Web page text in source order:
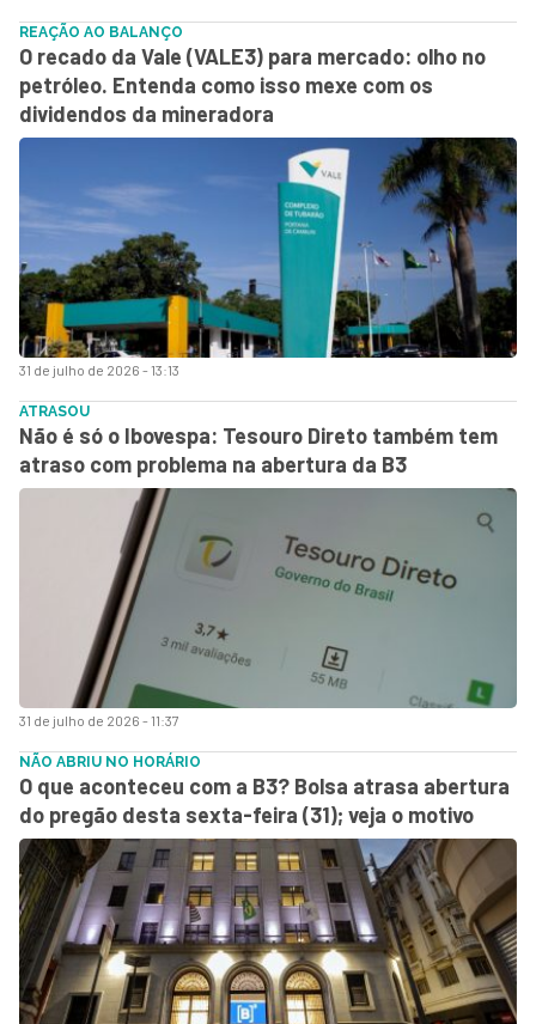
31 de julho de 2026 - 13:13
REAÇÃO AO BALANÇO
O recado da Vale (VALE3) para mercado: olho no
petróleo. Entenda como isso mexe com os
dividendos da mineradora
31 de julho de 2026 - 11:37
ATRASOU
Não é só o Ibovespa: Tesouro Direto também tem
atraso com problema na abertura da B3
NÃO ABRIU NO HORÁRIO
O que aconteceu com a B3? Bolsa atrasa abertura
do pregão desta sexta-feira (31); veja o motivo